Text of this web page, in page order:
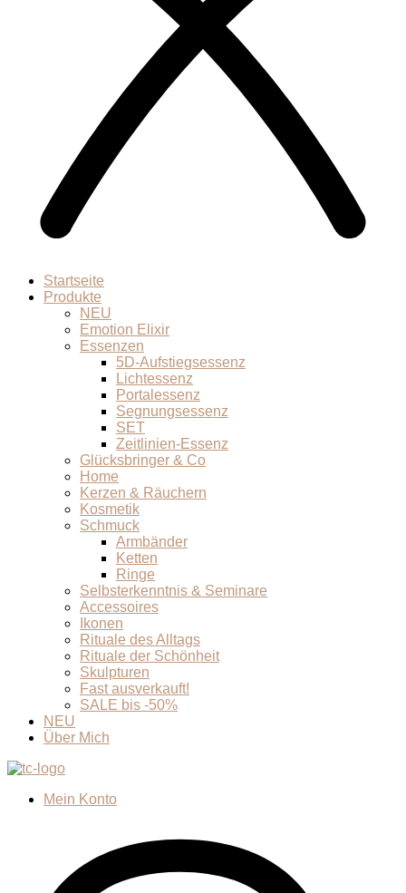
Startseite
Produkte
NEU
Emotion Elixir
Essenzen
5D-Aufstiegsessenz
Lichtessenz
Portalessenz
Segnungsessenz
SET
Zeitlinien-Essenz
Glücksbringer & Co
Home
Kerzen & Räuchern
Kosmetik
Schmuck
Armbänder
Ketten
Ringe
Selbsterkenntnis & Seminare
Accessoires
Ikonen
Rituale des Alltags
Rituale der Schönheit
Skulpturen
Fast ausverkauft!
SALE bis -50%
NEU
Über Mich
Mein Konto